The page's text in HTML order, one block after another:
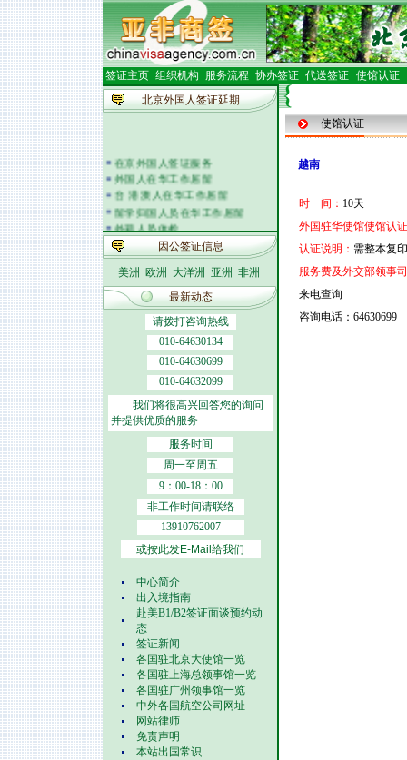
签证主页 组织机构 服务流程 协办签证 代送签证 使馆认证
北京外国人签证延期
在京外国人签证服务
外国人在华工作居留
台 港 澳人在华工作居留
留学归国人员在华工作居留
外籍人员体检
外国人在华开车
签证邀请函电
外商投资企业
外国(地区)企业常驻代表机构
北京市居民出境证件
因公签证信息
美洲 欧洲 大洋洲 亚洲 非洲
最新动态
请拨打咨询热线
010-64630134
010-64630699
010-64632099
我们将很高兴回答您的询问
并提供优质的服务
服务时间
周一至周五
9：00-18：00
非工作时间请联络
13910762007
或按此发E-Mail给我们
中心简介
出入境指南
赴美B1/B2签证面谈预约动
态
签证新闻
各国驻北京大使馆一览
各国驻上海总领事馆一览
各国驻广州领事馆一览
中外各国航空公司网址
网站律师
免责声明
本站出国常识
使馆认证
越南
时 间： 10天
外国驻华使馆使馆认
认证说明： 需整本复
服务费及外交部领事
来电查询
咨询电话：64630699